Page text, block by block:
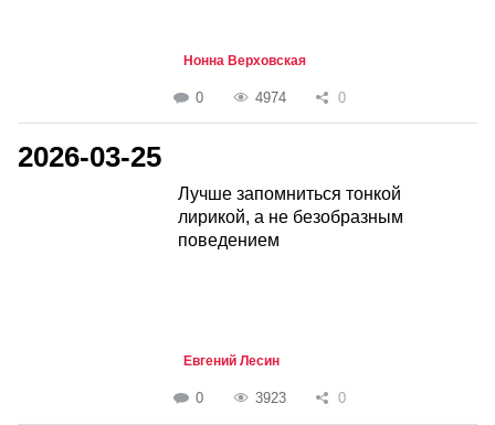
Нонна Верховская
0 4974 0
2026-03-25
Лучше запомниться тонкой
лирикой, а не безобразным
поведением
Евгений Лесин
0 3923 0